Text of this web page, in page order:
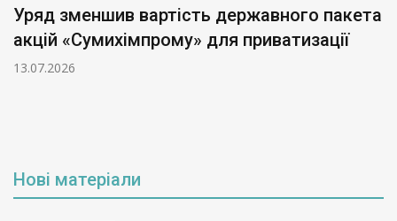
Уряд зменшив вартість державного пакета
акцій «Сумихімпрому» для приватизації
13.07.2026
Нові матеріали